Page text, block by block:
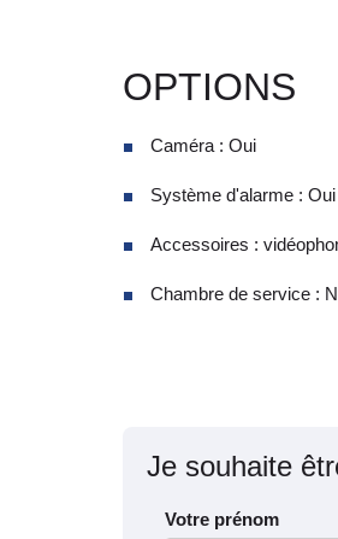
OPTIONS
Caméra : Oui
Système d'alarme : Oui
Accessoires :
Chambre de service :
Je souhaite
Votre prénom